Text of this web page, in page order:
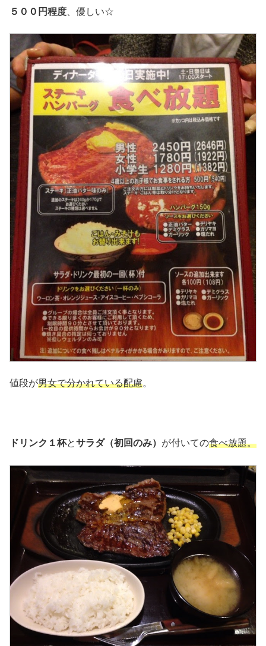
５００円程度 、優しい☆
値段が男女で分かれている配慮。
ドリンク１杯とサラダ（初回のみ） が付いての食べ放題。